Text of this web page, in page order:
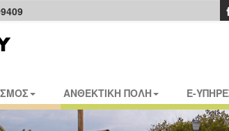
ΑΝΘΕΚΤΙΚΗ ΠΟΛΗ E-